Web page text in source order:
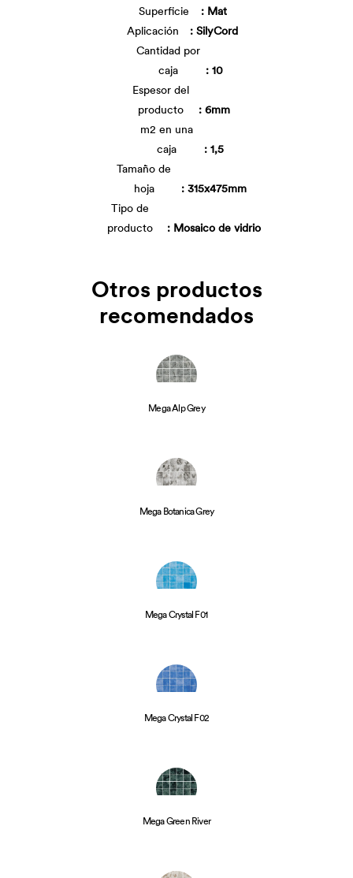
Superficie
: Mat
Aplicación
: SilyCord
Cantidad por
caja
: 10
Espesor del
producto
: 6mm
m2 en una
caja
: 1,5
Tamaño de
hoja
: 315x475mm
Tipo de
producto
: Mosaico de vidrio
Otros productos
recomendados
Mega Alp Grey
Mega Botanica Grey
Mega Crystal F01
Mega Crystal F02
Mega Green River